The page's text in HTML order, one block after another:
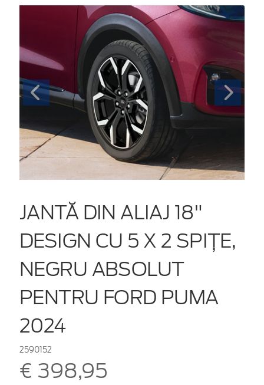
JANTĂ DIN ALIAJ 18"
DESIGN CU 5 X 2 SPIȚE,
NEGRU ABSOLUT
PENTRU FORD PUMA
2024
2590152
€ 398,95